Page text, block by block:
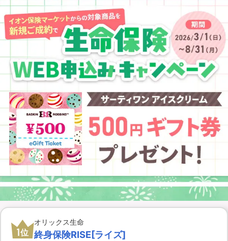
イオンカード会員さま専用保険
1位
オリックス生命
終身保険RISE[ライズ]